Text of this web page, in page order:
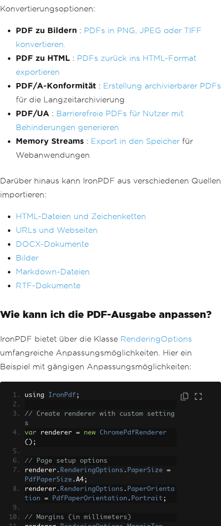
Konvertierungsoptionen:
PDF zu Bildern : PDFs in PNG, JPEG oder TIFF
konvertieren.
PDF zu HTML : PDFs zurück ins HTML-Format
exportieren
PDF/A-Konformität : Erstellung archivierbarer PDFs
für die Langzeitarchivierung
PDF/UA : Barrierefreie PDFs für Nutzer mit
Behinderungen generieren
Memory Streams : Export in den Speicher für
Webanwendungen
Darüber hinaus kann IronPDF aus verschiedenen Quellen
importieren:
HTML-Dateien und Zeichenketten
URLs und Webseiten
DOCX-Dokumente
Bilder
Markdown-Dateien
RTF-Dokumente
Wie kann ich die PDF-Ausgabe anpassen?
IronPDF bietet über die Klasse RenderingOptions
umfangreiche Anpassungsmöglichkeiten. Hier ein
Beispiel mit gängigen Anpassungsmöglichkeiten:
using IronPdf ;
// Create renderer with custom setting
s
var renderer = new
ChromePdfRenderer
();
// Page setup options
renderer . RenderingOptions . PaperSize
=
PdfPaperSize . A4;
renderer . RenderingOptions . PaperOrienta
tion
= PdfPaperOrientation . Portrait ;
// Margins (in millimeters)